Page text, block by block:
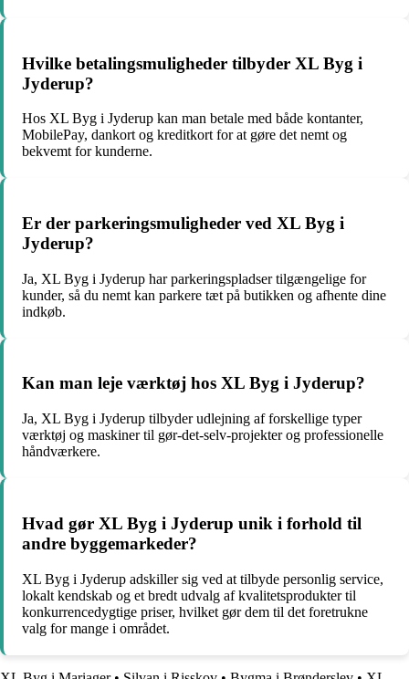
Hvilke betalingsmuligheder tilbyder XL Byg i
Jyderup?
Hos XL Byg i Jyderup kan man betale med både kontanter,
MobilePay, dankort og kreditkort for at gøre det nemt og
bekvemt for kunderne.
Er der parkeringsmuligheder ved XL Byg i
Jyderup?
Ja, XL Byg i Jyderup har parkeringspladser tilgængelige for
kunder, så du nemt kan parkere tæt på butikken og afhente dine
indkøb.
Kan man leje værktøj hos XL Byg i Jyderup?
Ja, XL Byg i Jyderup tilbyder udlejning af forskellige typer
værktøj og maskiner til gør-det-selv-projekter og professionelle
håndværkere.
Hvad gør XL Byg i Jyderup unik i forhold til
andre byggemarkeder?
XL Byg i Jyderup adskiller sig ved at tilbyde personlig service,
lokalt kendskab og et bredt udvalg af kvalitetsprodukter til
konkurrencedygtige priser, hvilket gør dem til det foretrukne
valg for mange i området.